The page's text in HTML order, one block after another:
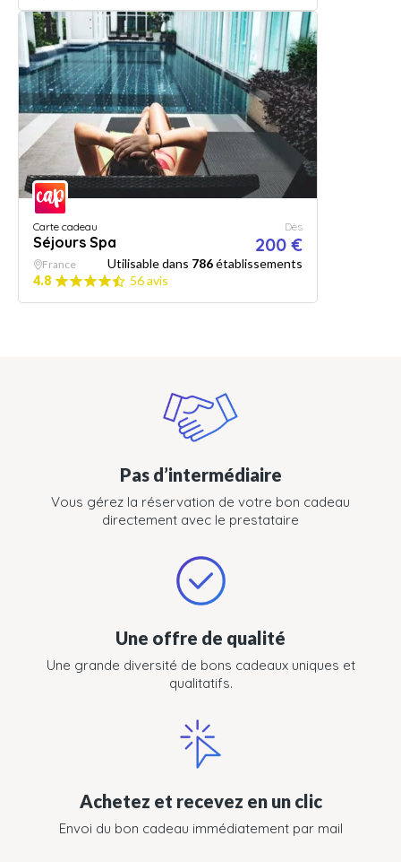
Carte cadeau
Séjours Spa
Dès
200 €
France Utilisable dans 786établissements
4.8
56 avis
Pas d’intermédiaire
Vous gérez la réservation de votre bon cadeau
directement avec le prestataire
Une offre de qualité
Une grande diversité de bons cadeaux uniques et
qualitatifs.
Achetez et recevez en un clic
Envoi du bon cadeau immédiatement par mail